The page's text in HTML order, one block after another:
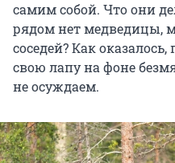
самим собой. Что они
рядом нет медведицы,
соседей? Как
свою лапу на фоне
не осуждаем.